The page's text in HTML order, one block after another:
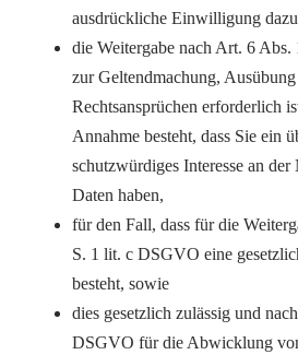
ausdrückliche Einwilligung
die Weitergabe nach Art. 6
zur Geltendmachung,
Rechtsansprüchen erforderlich
Annahme besteht, dass Sie ein
schutzwürdiges Interesse an
Daten haben,
für den Fall, dass für die
S. 1 lit. c DSGVO eine
besteht, sowie
dies gesetzlich zulässig und
DSGVO für die Abwicklung